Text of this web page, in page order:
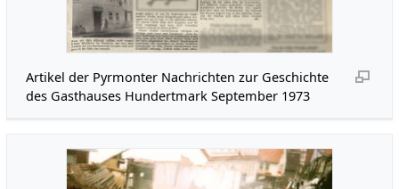
Artikel der Pyrmonter Nachrichten zur Geschichte
des Gasthauses Hundertmark September 1973